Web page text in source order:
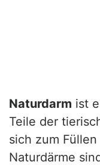
Naturdarm ist
Teile der
sich zum
Naturdärme